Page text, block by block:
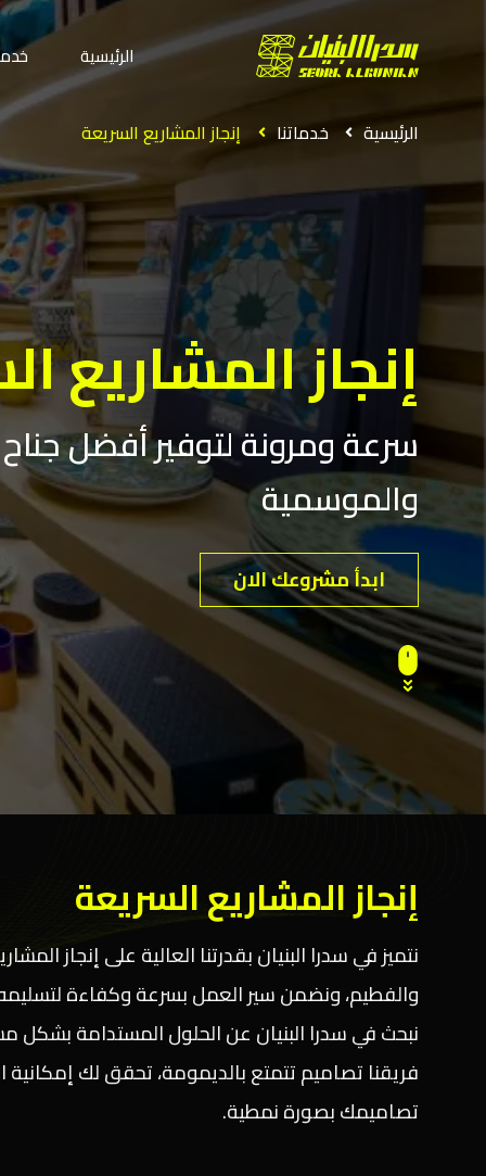
الرئيسية
الرئيسية خدماتنا إنجاز المشاريع السريعة
إنجاز المشاريع
سرعة ومرونة لتوفير أفضل
والموسمية
ابدأ مشروعك الان
إنجاز المشاريع السريعة
نتميز في سدرا البنيان بقدرتنا العالية على إنجاز
والفطيم، ونضمن سير العمل بسرعة وكفاءة
نبحث في سدرا البنيان عن الحلول المستدامة بشكل
فريقنا تصاميم تتمتع بالديمومة، تحقق لك
تصاميمك بصورة نمطية.